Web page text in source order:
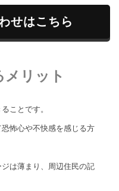
せはこちら
メリット
ことです。
怖心や不快感を感じる方
は薄まり、周辺住民の記